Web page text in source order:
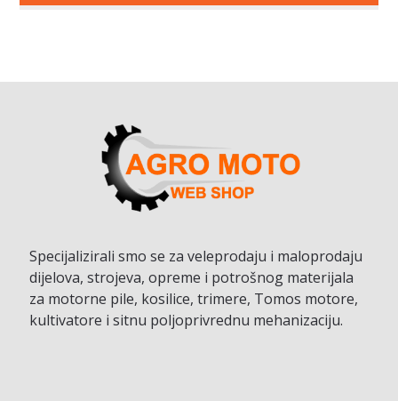
Specijalizirali smo se za veleprodaju i maloprodaju
dijelova, strojeva, opreme i potrošnog materijala
za motorne pile, kosilice, trimere, Tomos motore,
kultivatore i sitnu poljoprivrednu mehanizaciju.